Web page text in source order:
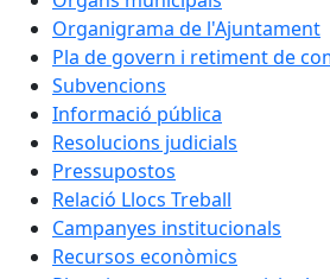
Organigrama de l'Ajuntament
Pla de govern i retiment de
Subvencions
Informació pública
Resolucions judicials
Pressupostos
Relació Llocs Treball
Campanyes institucionals
Recursos econòmics